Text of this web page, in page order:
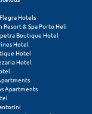
Hotels
Resort & Spa Porto Heli
Boutique Hotel
Hotel
Hotel
Hotel
Apartments